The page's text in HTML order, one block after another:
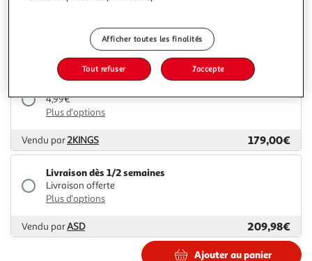
Plus d'options
Monsieur Plus
4,99€
Plus d'options
Vendu par2KINGS 179,00€
Livraison dès 1/2 semaines
Livraison offerte
Plus d'options
Vendu parASD 209,98€
Ajouter au panier
Afficher toutes les finalités
Tout refuser J'accepte